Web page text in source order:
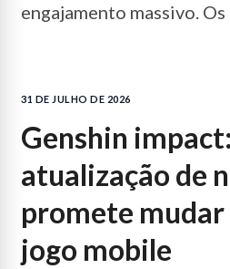
engajamento massivo.
31 DE JULHO DE 2026
genshin impact:
atualização de
promete mudar
jogo mobile